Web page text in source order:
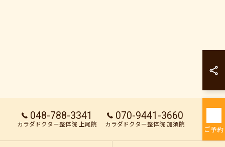
048-788-3341
カラダドクター整体院 上尾院
070-9441-3660
カラダドクター整体院 加須院
ご予約
カラダドクター
カラダドクター